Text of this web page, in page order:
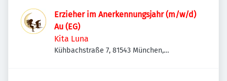
Erzieher im Anerkennungsjahr (m/w/d)
Au (EG)
Kita Luna
Kühbachstraße 7, 81543 München,